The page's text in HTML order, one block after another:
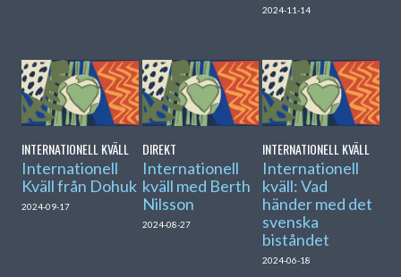
2024-11-14
INTERNATIONELL KVÄLL
Internationell
Kväll från Dohuk
2024-09-17
DIREKT
Internationell
kväll med Berth
Nilsson
2024-08-27
INTERNATIONELL KVÄLL
Internationell
kväll: Vad
händer med det
svenska
biståndet
2024-06-18